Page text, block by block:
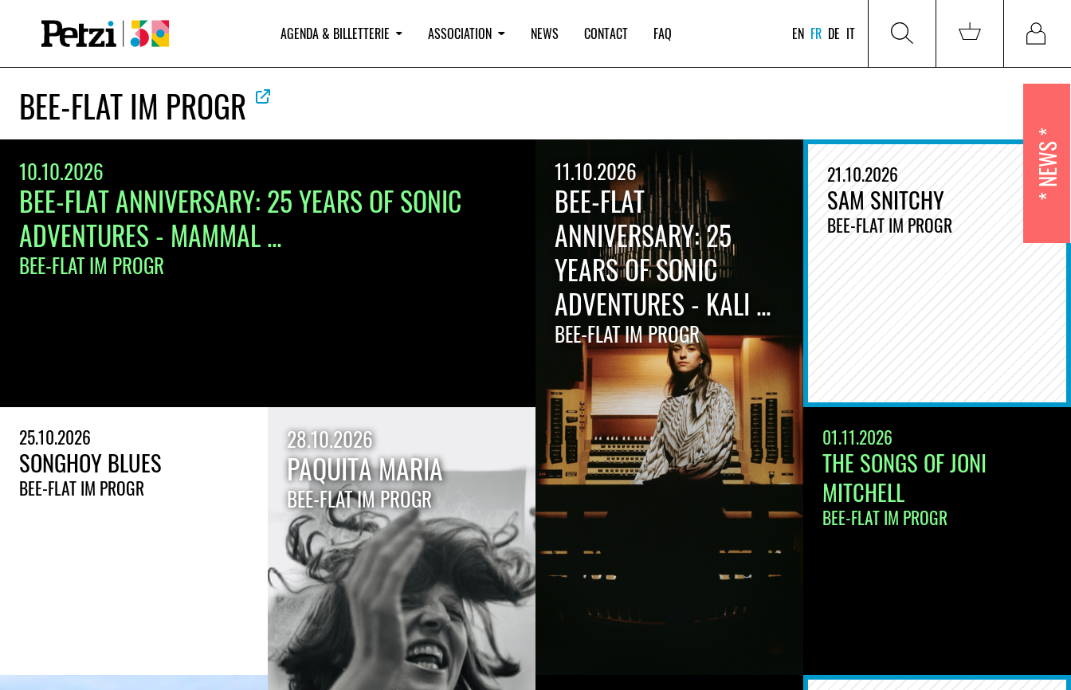
AGENDA & BILLETTERIE ASSOCIATION NEWS CONTACT FAQ EN FR DE IT
BEE-FLAT IM PROGR
10.10.2026
BEE-FLAT ANNIVERSARY: 25 YEARS OF SONIC
ADVENTURES - MAMMAL ...
BEE-FLAT IM PROGR
11.10.2026
BEE-FLAT
ANNIVERSARY: 25
YEARS OF SONIC
ADVENTURES - KALI ...
BEE-FLAT IM PROGR
21.10.2026
SAM SNITCHY
BEE-FLAT IM PROGR
25.10.2026
SONGHOY BLUES
BEE-FLAT IM PROGR
28.10.2026
PAQUITA MARIA
BEE-FLAT IM PROGR
01.11.2026
THE SONGS OF JONI
MITCHELL
BEE-FLAT IM PROGR
NEWS